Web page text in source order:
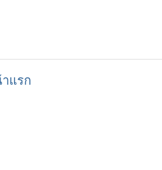
แรก